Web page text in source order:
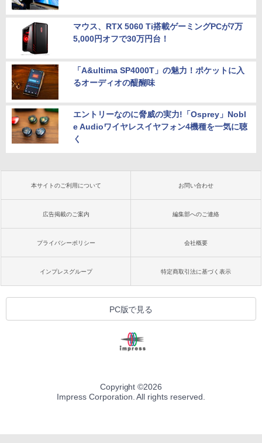
マウス、RTX 5060 Ti搭載ゲーミングPCが7万
5,000円オフで30万円台！
「A&ultima SP4000T」の魅力！ポケットに入
るオーディオの醍醐味
エントリーなのに脅威の実力!「Osprey」Nobl
e Audioワイヤレスイヤフォン4機種を一気に聴
く
本サイトのご利用について お問い合わせ
広告掲載のご案内 編集部へのご連絡
プライバシーポリシー 会社概要
インプレスグループ 特定商取引法に基づく表示
PC版で見る
Copyright ©2026
Impress Corporation. All rights reserved.